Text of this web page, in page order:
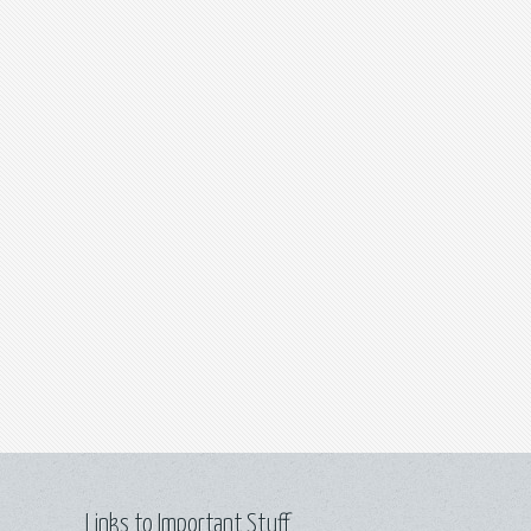
Links to Important Stuff